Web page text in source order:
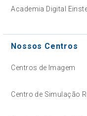
Academia Digital
Nossos Centros
Centros de Imagem
Centro de Simulação